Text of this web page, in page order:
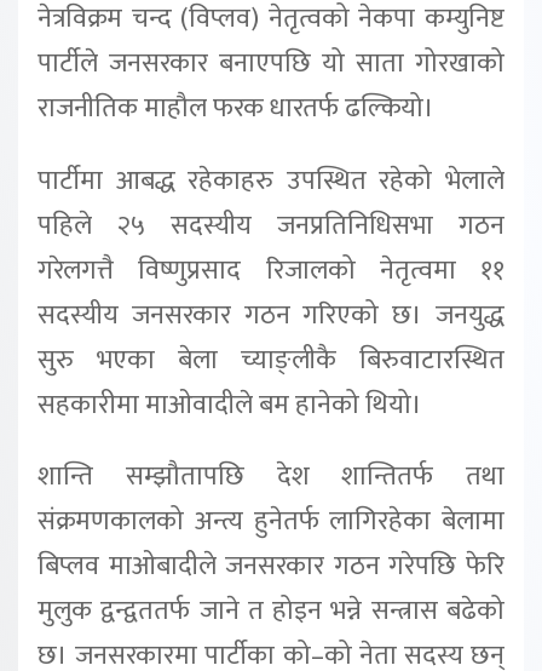
नेत्रविक्रम चन्द (विप्लव) नेतृत्वको नेकपा कम्युनिष्ट
पार्टीले जनसरकार बनाएपछि यो साता गोरखाको
राजनीतिक माहौल फरक धारतर्फ ढल्कियो।
पार्टीमा आबद्ध रहेकाहरु उपस्थित रहेको भेलाले
पहिले २५ सदस्यीय जनप्रतिनिधिसभा गठन
गरेलगत्तै विष्णुप्रसाद रिजालको नेतृत्वमा ११
सदस्यीय जनसरकार गठन गरिएको छ। जनयुद्ध
सुरु भएका बेला च्याङ्लीकै बिरुवाटारस्थित
सहकारीमा माओवादीले बम हानेको थियो।
शान्ति सम्झौतापछि देश शान्तितर्फ तथा
संक्रमणकालको अन्त्य हुनेतर्फ लागिरहेका बेलामा
बिप्लव माओबादीले जनसरकार गठन गरेपछि फेरि
मुलुक द्वन्द्वततर्फ जाने त होइन भन्ने सन्त्रास बढेको
छ। जनसरकारमा पार्टीका को–को नेता सदस्य छन्